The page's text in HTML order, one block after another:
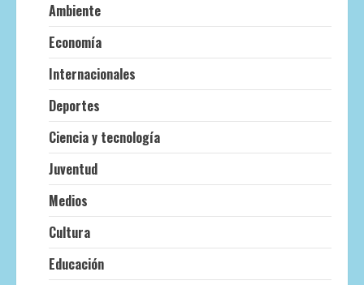
Ambiente
Economía
Internacionales
Deportes
Ciencia y tecnología
Juventud
Medios
Cultura
Educación